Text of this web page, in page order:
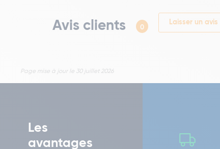
Avis clients 0
Laisser un avis
Page mise à jour le 30 juillet 2026
Les
avantages